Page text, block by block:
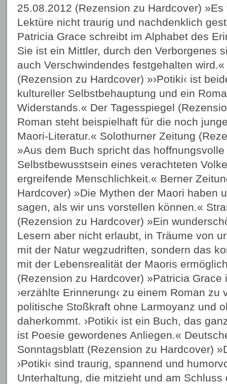
25.08.2012 (Rezension zu Hardcover)
Lektüre nicht traurig und nachdenklich
Patricia Grace schreibt im Alphabet des
Sie ist ein Mittler, durch den Verborgenes
auch Verschwindendes festgehalten
(Rezension zu Hardcover) »›Potiki‹ ist
kultureller Selbstbehauptung und ein
Widerstands.« Der Tagesspiegel
Roman steht beispielhaft für die noch
Maori-Literatur.« Solothurner Zeitung
»Aus dem Buch spricht das hoffnungsvolle
Selbstbewusstsein eines verachteten
ergreifende Menschlichkeit.« Berner
Hardcover) »Die Mythen der Maori haben
sagen, als wir uns vorstellen können.«
(Rezension zu Hardcover) »Ein
Lesern aber nicht erlaubt, in Träume von
mit der Natur wegzudriften, sondern das
mit der Lebensrealität der Maoris
(Rezension zu Hardcover) »Patricia Grace
›erzählte Erinnerung‹ zu einem Roman zu
politische Stoßkraft ohne Larmoyanz und
daherkommt. ›Potiki‹ ist ein Buch, das
ist Poesie gewordenes Anliegen.«
Sonntagsblatt (Rezension zu Hardcover)
›Potiki‹ sind traurig, spannend und
Unterhaltung, die mitzieht und am